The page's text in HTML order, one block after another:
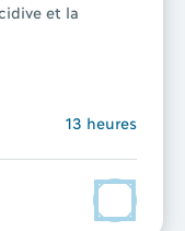
et la
13 heures